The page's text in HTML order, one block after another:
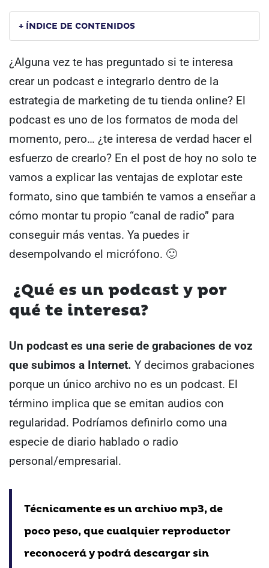
+ ÍNDICE DE CONTENIDOS
¿Alguna vez te has preguntado si te interesa
crear un podcast e integrarlo dentro de la
estrategia de marketing de tu tienda online? El
podcast es uno de los formatos de moda del
momento, pero… ¿te interesa de verdad hacer el
esfuerzo de crearlo? En el post de hoy no solo te
vamos a explicar las ventajas de explotar este
formato, sino que también te vamos a enseñar a
cómo montar tu propio “canal de radio” para
conseguir más ventas. Ya puedes ir
desempolvando el micrófono. 🙂
¿Qué es un podcast y por
qué te interesa?
Un podcast es una serie de grabaciones de voz
que subimos a Internet. Y decimos grabaciones
porque un único archivo no es un podcast. El
término implica que se emitan audios con
regularidad. Podríamos definirlo como una
especie de diario hablado o radio
personal/empresarial.
Técnicamente es un archivo mp3, de
poco peso, que cualquier reproductor
reconocerá y podrá descargar sin